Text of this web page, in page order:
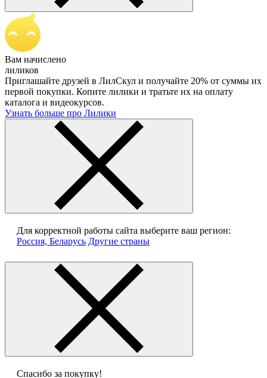
Вам начислено
лиликов
Приглашайте друзей в ЛилСкул и получайте 20% от суммы их
первой покупки. Копите лилики и тратьте их на оплату
каталога и видеокурсов.
Узнать больше про Лилики
Для корректной работы сайта выберите ваш регион:
Россия, Беларусь Другие страны
Спасибо за покупку!